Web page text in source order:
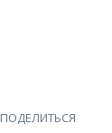
ПОДЕЛИТЬСЯ